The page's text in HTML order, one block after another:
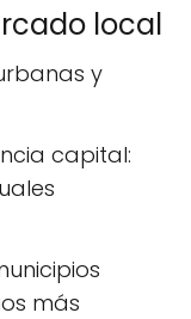
local
y
capital:
más